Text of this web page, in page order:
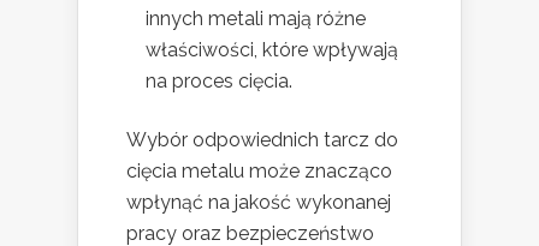
innych metali mają różne
właściwości, które wpływają
na proces cięcia.
Wybór odpowiednich tarcz do
cięcia metalu może znacząco
wpłynąć na jakość wykonanej
pracy oraz bezpieczeństwo